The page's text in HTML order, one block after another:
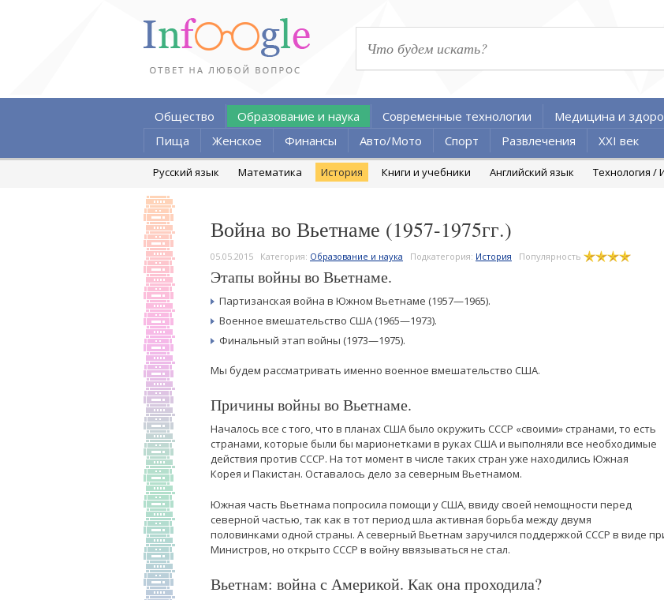
Общество Образование и наука Современные технологии Медицина и
Пища
Женское Финансы Авто/Мото Спорт Развлечения XXI век
Русский язык Математика История Книги и учебники Английский язык Технология /
Война во Вьетнаме (1957-1975гг.)
05.05.2015 Категория: Образование и наука Подкатегория: История Популярность
Этапы войны во Вьетнаме.
Партизанская война в Южном Вьетнаме (1957—1965).
Военное вмешательство США (1965—1973).
Финальный этап войны (1973—1975).
Мы будем рассматривать именно военное вмешательство США.
Причины войны во Вьетнаме.
Началось все с того, что в планах США было окружить СССР «своими» странами, то есть
странами, которые были бы марионетками в руках США и выполняли все необходимые
действия против СССР. На тот момент в числе таких стран уже находились Южная
Корея и Пакистан. Оставалось дело за северным Вьетнамом.
Южная часть Вьетнама попросила помощи у США, ввиду своей немощности перед
северной частью, так как в тот период шла активная борьба между двумя
половинками одной страны. А северный Вьетнам заручился поддержкой СССР в виде
Министров, но открыто СССР в войну ввязываться не стал.
Вьетнам: война с Америкой. Как она проходила?